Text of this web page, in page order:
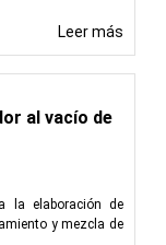
Leer más
al vacío de
la elaboración de
y mezcla de